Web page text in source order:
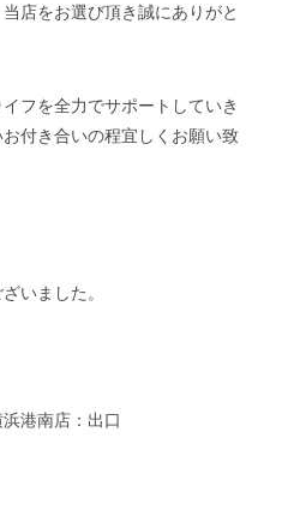
店をお選び頂き誠にありがと
フを全力でサポートしていき
付き合いの程宜しくお願い致
いました。
港南店：出口